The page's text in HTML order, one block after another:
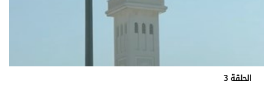
الحلقة 3